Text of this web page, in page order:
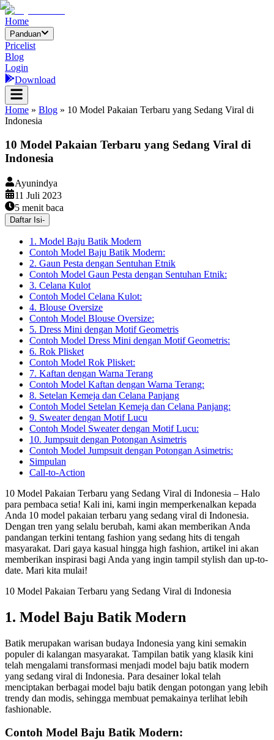
Home
Panduan
Pricelist
Blog
Login
Download
Home » Blog » 10 Model Pakaian Terbaru yang Sedang Viral di
Indonesia
10 Model Pakaian Terbaru yang Sedang Viral di
Indonesia
Ayunindya
11 Juli 2023
5 menit baca
Daftar Isi-
1. Model Baju Batik Modern
Contoh Model Baju Batik Modern:
2. Gaun Pesta dengan Sentuhan Etnik
Contoh Model Gaun Pesta dengan Sentuhan Etnik:
3. Celana Kulot
Contoh Model Celana Kulot:
4. Blouse Oversize
Contoh Model Blouse Oversize:
5. Dress Mini dengan Motif Geometris
Contoh Model Dress Mini dengan Motif Geometris:
6. Rok Plisket
Contoh Model Rok Plisket:
7. Kaftan dengan Warna Terang
Contoh Model Kaftan dengan Warna Terang:
8. Setelan Kemeja dan Celana Panjang
Contoh Model Setelan Kemeja dan Celana Panjang:
9. Sweater dengan Motif Lucu
Contoh Model Sweater dengan Motif Lucu:
10. Jumpsuit dengan Potongan Asimetris
Contoh Model Jumpsuit dengan Potongan Asimetris:
Simpulan
Call-to-Action
10 Model Pakaian Terbaru yang Sedang Viral di Indonesia – Halo
para pembaca setia! Kali ini, kami ingin memperkenalkan kepada
Anda 10 model pakaian terbaru yang sedang viral di Indonesia.
Dengan tren yang selalu berubah, kami akan memberikan Anda
pandangan terkini tentang fashion yang sedang hits di tengah
masyarakat. Dari gaya kasual hingga high fashion, artikel ini akan
memberikan inspirasi bagi Anda yang ingin tampil stylish dan up-to-
date. Mari kita mulai!
10 Model Pakaian Terbaru yang Sedang Viral di Indonesia
1. Model Baju Batik Modern
Batik merupakan warisan budaya Indonesia yang kini semakin
populer di kalangan masyarakat. Tampilan batik yang klasik kini
telah mengalami transformasi menjadi model baju batik modern
yang sedang viral di Indonesia. Para desainer lokal telah
menciptakan berbagai model baju batik dengan potongan yang lebih
trendy dan modis, sehingga membuat pemakainya terlihat lebih
fashionable.
Contoh Model Baju Batik Modern: